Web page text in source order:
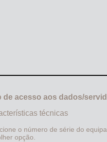
de acesso aos dados/
técnicas
o número de série do
opção.